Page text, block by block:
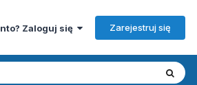
Zaloguj się Zarejestruj się